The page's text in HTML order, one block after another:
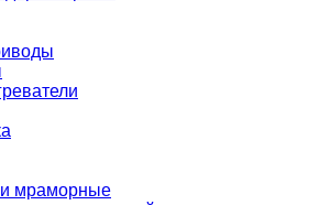
мраморные